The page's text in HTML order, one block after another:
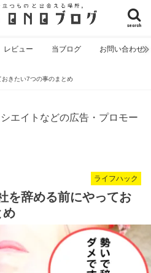
search
レビュー 当ブログ お問い合わせ
きたい7つの事のまとめ
エイトなどの広告・プロモー
ライフハック
を辞める前にやってお
め